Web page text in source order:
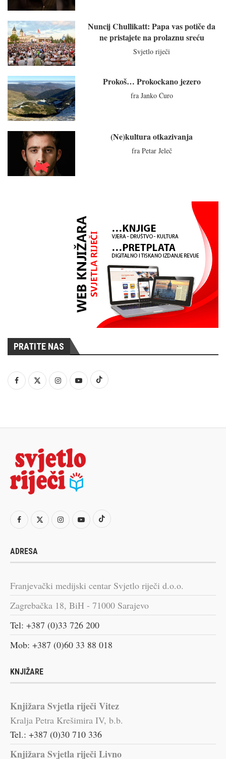
Nuncij Chullikatt: Papa vas potiče da
ne pristajete na prolaznu sreću
Svjetlo riječi
Prokoš… Prokockano jezero
fra Janko Ćuro
(Ne)kultura otkazivanja
fra Petar Jeleč
PRATITE NAS
ADRESA
Franjevački medijski centar Svjetlo riječi d.o.o.
Zagrebačka 18, BiH - 71000 Sarajevo
Tel: +387 (0)33 726 200
Mob: +387 (0)60 33 88 018
KNJIŽARE
Knjižara Svjetla riječi Vitez
Kralja Petra Krešimira IV, b.b.
Tel.: +387 (0)30 710 336
Knjižara Svjetla riječi Livno